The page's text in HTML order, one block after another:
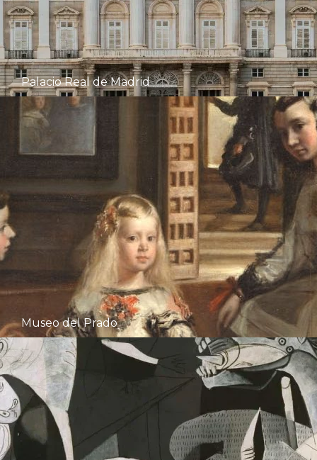
Palacio Real de Madrid
Museo del Prado